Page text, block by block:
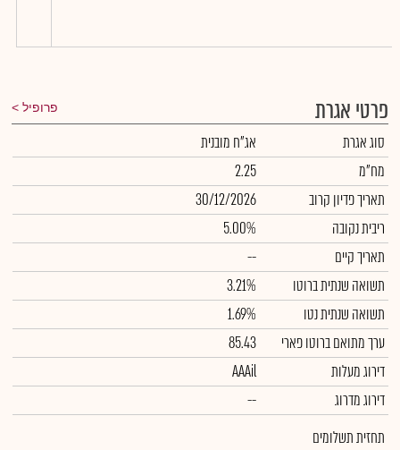
פרטי אגרת פרופיל
סוג אגרת
אג"ח מובנית
מח"מ
2.25
תאריך פדיון קרוב
30/12/2026
ריבית נקובה
5.00%
תאריך קיים
--
תשואה שנתית ברוטו
3.21%
תשואה שנתית נטו
1.69%
ערך מתואם ברוטו פארי
85.43
דירוג מעלות
AAAil
דירוג מדרוג
--
תחזית תשלומים